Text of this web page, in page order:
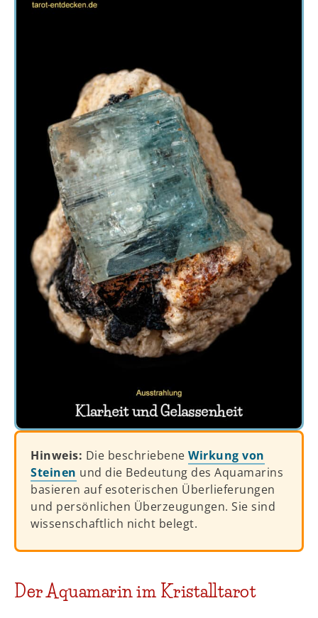
Hinweis: Die beschriebene Wirkung von
Steinen und die Bedeutung des Aquamarins
basieren auf esoterischen Überlieferungen
und persönlichen Überzeugungen. Sie sind
wissenschaftlich nicht belegt.
Der Aquamarin im Kristalltarot